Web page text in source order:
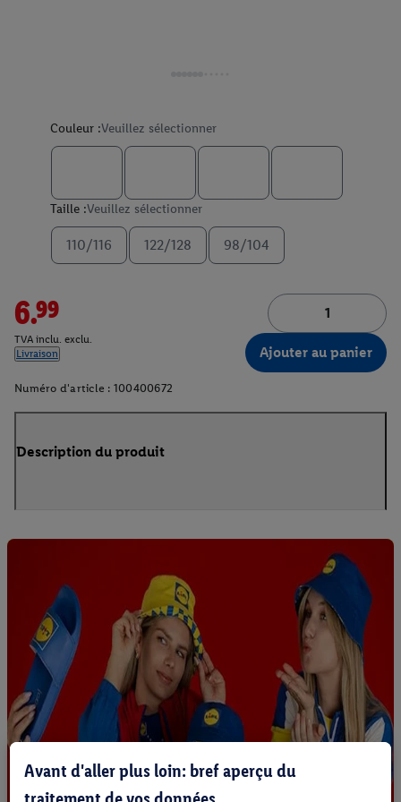
Couleur :Veuillez sélectionner
Taille :Veuillez sélectionner
110/116 122/128 98/104
6.99
TVA inclu. exclu.
Livraison
Ajouter au panier
Numéro d'article : 100400672
Description du produit
Avant d'aller plus loin: bref aperçu du